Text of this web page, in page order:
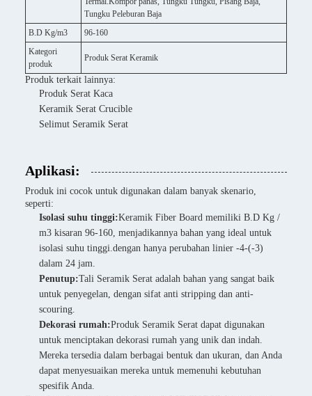
Tungku Peleburan Baja
B.D Kg/m3
96-160
Kategori
produk
Produk Serat Keramik
Produk terkait lainnya:
Produk Serat Kaca
Keramik Serat Crucible
Selimut Seramik Serat
Aplikasi:
Produk ini cocok untuk digunakan dalam banyak skenario,
seperti:
Isolasi suhu tinggi:Keramik Fiber Board memiliki B.D Kg /
m3 kisaran 96-160, menjadikannya bahan yang ideal untuk
isolasi suhu tinggi.dengan hanya perubahan linier -4-(-3)
dalam 24 jam.
Penutup:Tali Seramik Serat adalah bahan yang sangat baik
untuk penyegelan, dengan sifat anti stripping dan anti-
scouring.
Dekorasi rumah:Produk Seramik Serat dapat digunakan
untuk menciptakan dekorasi rumah yang unik dan indah.
Mereka tersedia dalam berbagai bentuk dan ukuran, dan Anda
dapat menyesuaikan mereka untuk memenuhi kebutuhan
spesifik Anda.